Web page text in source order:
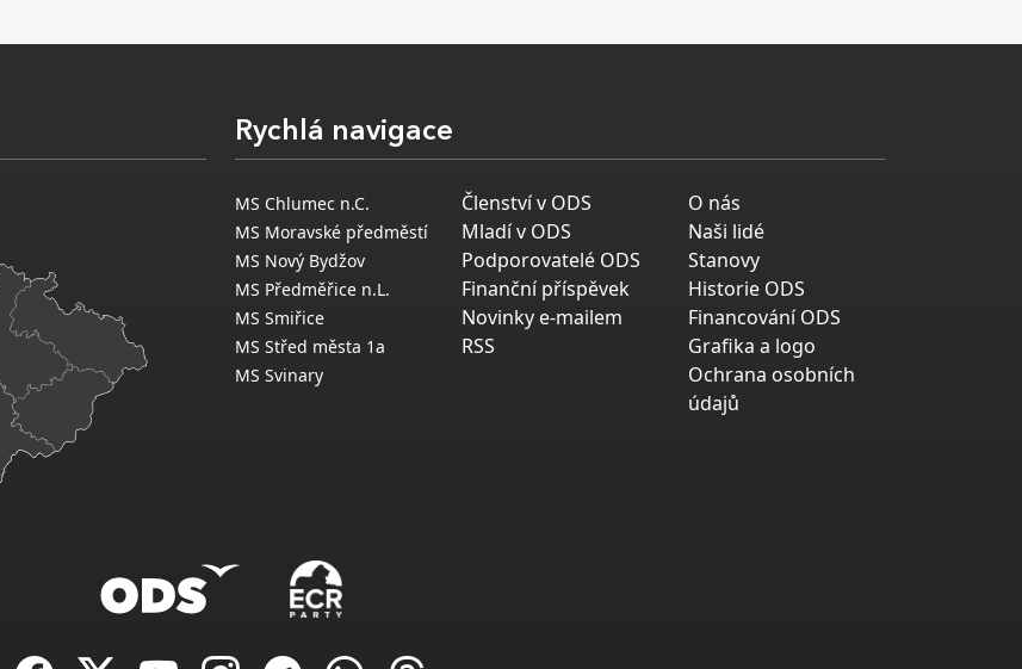
Rychlá navigace
MS Chlumec n.C.
MS Moravské předměstí
MS Nový Bydžov
MS Předměřice n.L.
MS Smiřice
MS Střed města 1a
MS Svinary
Členství v ODS
Mladí v ODS
Podporovatelé ODS
Finanční příspěvek
Novinky e-mailem
RSS
O nás
Naši lidé
Stanovy
Historie ODS
Financování ODS
Grafika a logo
Ochrana osobních
údajů